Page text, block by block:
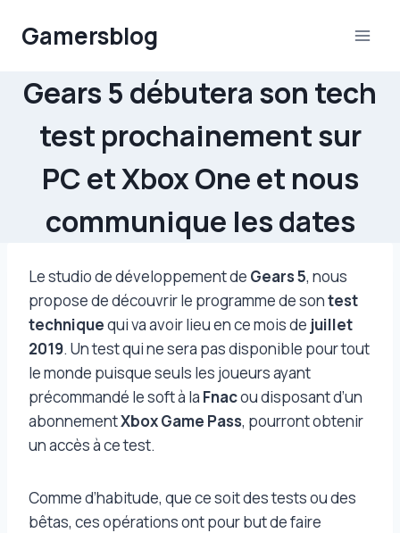
Gamersblog
Gears 5 débutera son tech
test prochainement sur
PC et Xbox One et nous
communique les dates
Le studio de développement de Gears 5, nous
propose de découvrir le programme de sontest
techniquequi va avoir lieu en ce mois de juillet
2019. Un test qui ne sera pas disponible pour tout
le monde puisque seuls les joueurs ayant
précommandé le soft à la Fnacou disposant d’un
abonnementXbox Game Pass, pourront obtenir
un accès à ce test.
Comme d’habitude, que ce soit des tests ou des
bêtas, ces opérations ont pour but de faire